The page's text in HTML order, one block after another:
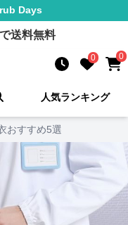
Days
送料無料
0 0
人気ランキング
おすすめ5選